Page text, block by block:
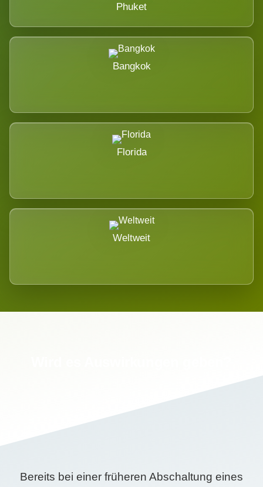
Phuket
Bangkok
Florida
Weltweit
Bereits bei einer früheren Abschaltung eines